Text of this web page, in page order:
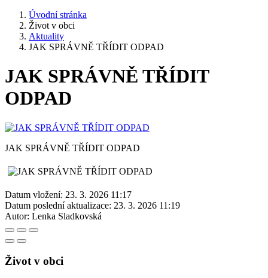
Úvodní stránka
Život v obci
Aktuality
JAK SPRÁVNĚ TŘÍDIT ODPAD
JAK SPRÁVNĚ TŘÍDIT
ODPAD
JAK SPRÁVNĚ TŘÍDIT ODPAD
Datum vložení: 23. 3. 2026 11:17
Datum poslední aktualizace: 23. 3. 2026 11:19
Autor: Lenka Sladkovská
Život v obci